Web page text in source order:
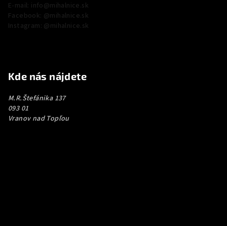
E-mail: info@mihalnice.sk
Facebook: @mihalnice.sk
Instagram: @mihalnice.sk
Kde nás nájdete
M.R.Štefánika 137
093 01
Vranov nad Topľou